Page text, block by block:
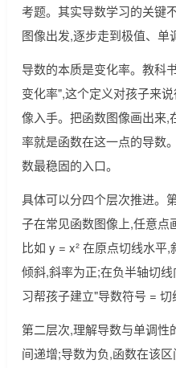
考题。其实导数学习的关
图像出发,逐步走到极值、单
导数的本质是变化率。教科
变化率",这个定义对孩子来
像入手。把函数图像画出来,
率就是函数在这一点的导数
数最稳固的入口。
具体可以分四个层次推进。
子在常见函数图像上,任意点
比如 y = x² 在原点切线水平
倾斜,斜率为正;在负半轴切
习帮孩子建立"导数符号 = 切
第二层次,理解导数与单调性
间递增;导数为负,函数在该